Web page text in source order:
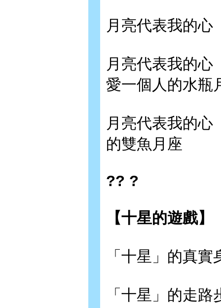
月亮代表我的心
月亮代表我的心
愛一個人的水瓶
月亮代表我的心
的雙魚月座
?? ?
【十星的遊戲】
「十星」的真實
「十星」的走路